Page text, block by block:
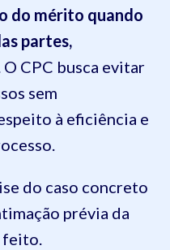
do mérito quando
partes,
O CPC busca evitar
sem
à eficiência e
do caso concreto
prévia da
feito.